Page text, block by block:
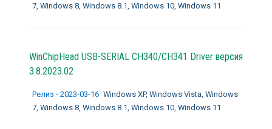
7, Windows 8, Windows 8.1, Windows 10, Windows 11
WinChipHead USB-SERIAL CH340/CH341 Driver версия
3.8.2023.02
Релиз - 2023-03-16 Windows XP, Windows Vista, Windows
7, Windows 8, Windows 8.1, Windows 10, Windows 11